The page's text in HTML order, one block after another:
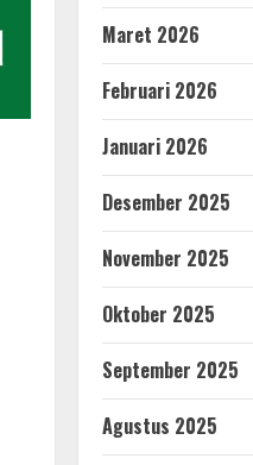
Maret 2026
Februari 2026
Januari 2026
Desember 2025
November 2025
Oktober 2025
September 2025
Agustus 2025